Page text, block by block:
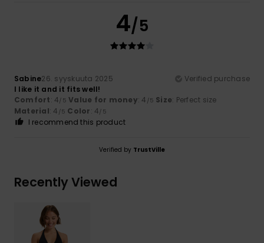
4/5
Sabine26. syyskuuta 2025
Verified purchase
I like it and it fits well!
Comfort: 4/5 Value for money: 4 /5 Size: Perfect size
Material: 4 /5 Color: 4/5
I recommend this product
Verified by TrustVille
Recently Viewed